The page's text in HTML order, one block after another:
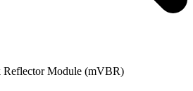
Reflector Module (mVBR)